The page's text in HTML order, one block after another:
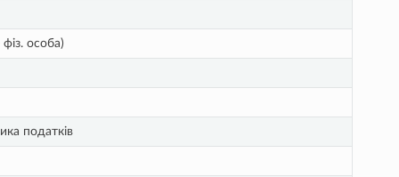
особа)
податків